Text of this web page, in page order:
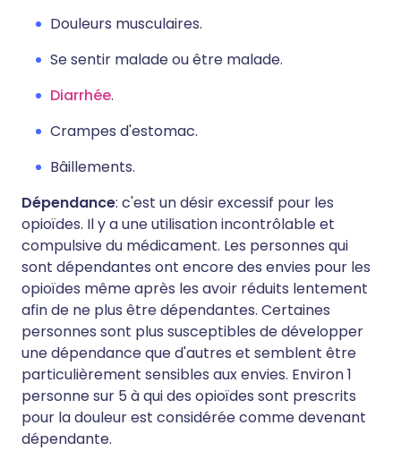
Douleurs musculaires.
Se sentir malade ou être malade.
Diarrhée.
Crampes d'estomac.
Bâillements.
Dépendance: c'est un désir excessif pour les
opioïdes. Il y a une utilisation incontrôlable et
compulsive du médicament. Les personnes qui
sont dépendantes ont encore des envies pour les
opioïdes même après les avoir réduits lentement
afin de ne plus être dépendantes. Certaines
personnes sont plus susceptibles de développer
une dépendance que d'autres et semblent être
particulièrement sensibles aux envies. Environ 1
personne sur 5 à qui des opioïdes sont prescrits
pour la douleur est considérée comme devenant
dépendante.